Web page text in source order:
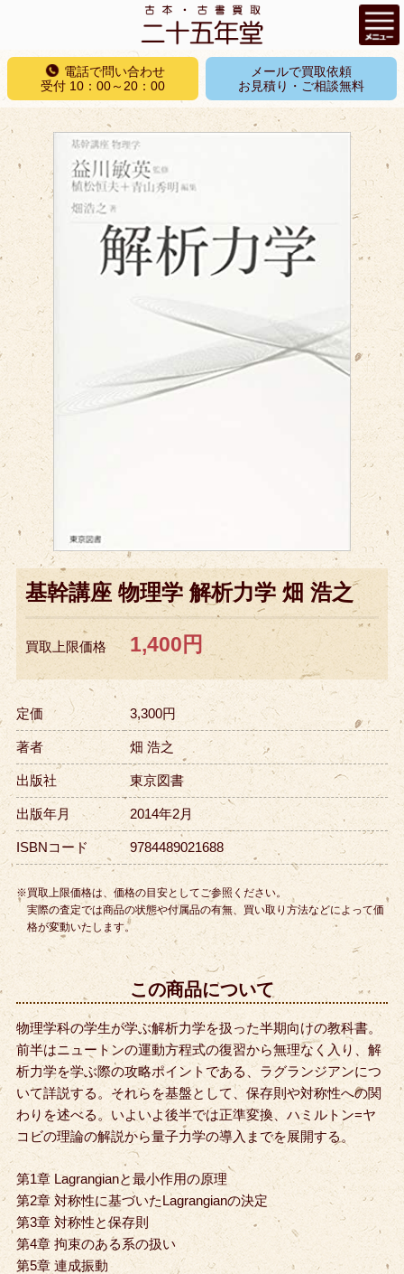
コ
テ
ン
ツ
へ
ス
キ
プ
電話で問い合わせ
受付 10：00～20：00
メールで買取依頼
お見積り・ご相談無料
基幹講座 物理学 解析力学 畑 浩之
買取上限価格 1,400円
定価 3,300円
著者 畑 浩之
出版社 東京図書
出版年月 2014年2月
ISBNコード 9784489021688
※買取上限価格は、価格の目安としてご参照ください。
実際の査定では商品の状態や付属品の有無、買い取り方法などによって価
格が変動いたします。
この商品について
物理学科の学生が学ぶ解析力学を扱った半期向けの教科書。
前半はニュートンの運動方程式の復習から無理なく入り、 解
析力学を学ぶ際の攻略ポイントである、ラグランジアンにつ
いて詳説する。 それらを基盤として、保存則や対称性への関
わりを述べる。 いよいよ後半では正準変換、ハミルトン=ヤ
コビの理論の解説から量子力学の導入までを展開する。
第1章 Lagrangianと最小作用の原理
第2章 対称性に基づいたLagrangianの決定
第3章 対称性と保存則
第4章 拘束のある系の扱い
第5章 連成振動